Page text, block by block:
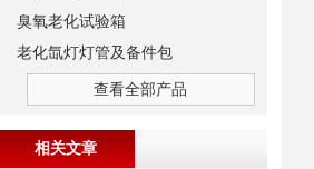
臭氧老化试验箱
老化氙灯灯管及备件包
查看全部产品
相关文章